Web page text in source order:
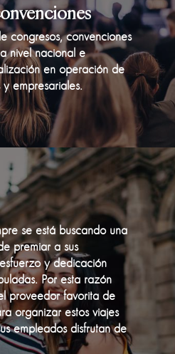
congresos, convenciones
nivel nacional e
en operación de
y empresariales.
se está buscando una
premiar a sus
y dedicación
Por esta razón
proveedor favorita de
organizar estos viajes
empleados disfrutan de